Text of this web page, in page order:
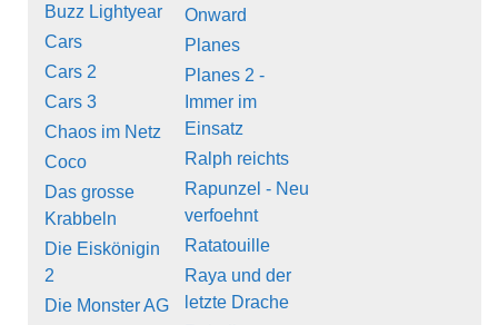
Buzz Lightyear
Cars
Cars 2
Cars 3
Chaos im Netz
Coco
Das grosse
Krabbeln
Die Eiskönigin
2
Die Monster AG
Onward
Planes
Planes 2 -
Immer im
Einsatz
Ralph reichts
Rapunzel - Neu
verfoehnt
Ratatouille
Raya und der
letzte Drache